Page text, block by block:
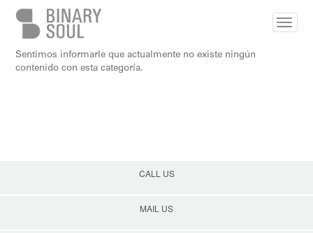
Skip to main content
Sentimos informarle que actualmente no existe ningún
contenido con esta categoría.
CALL US
MAIL US